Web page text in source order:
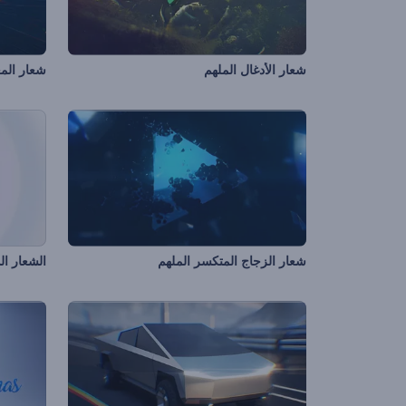
شعار الأدغال الملهم شعار
شعار الزجاج المتكسر الملهم الشعار